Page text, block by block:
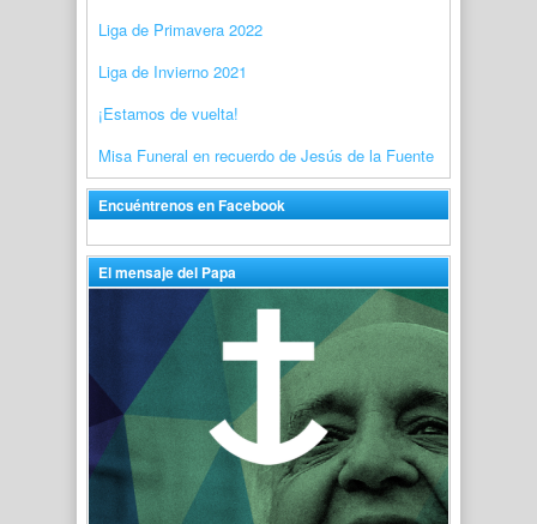
Liga de Primavera 2022
Liga de Invierno 2021
¡Estamos de vuelta!
Misa Funeral en recuerdo de Jesús de la Fuente
Encuéntrenos en Facebook
El mensaje del Papa